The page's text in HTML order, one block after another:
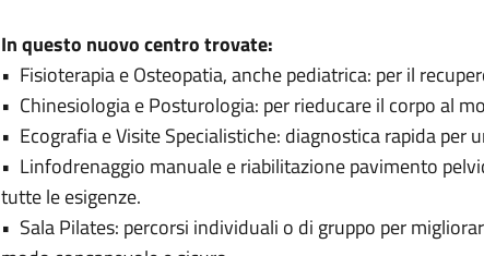
In questo nuovo centro trovate:
•⁠ ⁠Fisioterapia e Osteopatia, anche pediatrica: per il
•⁠ ⁠Chinesiologia e Posturologia: per rieducare il corpo al
•⁠ ⁠Ecografia e Visite Specialistiche: diagnostica rapida per
•⁠ ⁠Linfodrenaggio manuale e riabilitazione pavimento
tutte le esigenze.
•⁠ ⁠Sala Pilates: percorsi individuali o di gruppo per